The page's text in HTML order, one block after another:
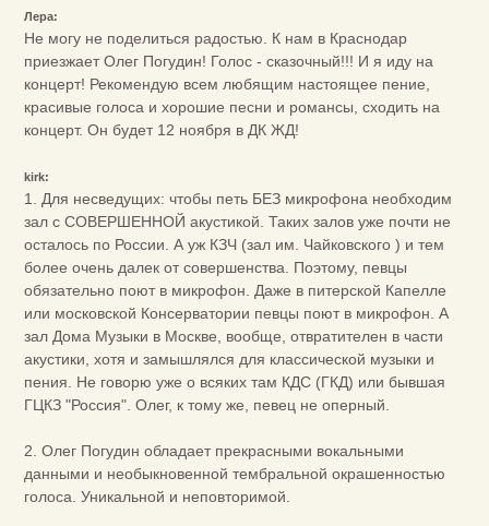
Лера:
Не могу не поделиться радостью. К нам в Краснодар
приезжает Олег Погудин! Голос - сказочный!!! И я иду на
концерт! Рекомендую всем любящим настоящее пение,
красивые голоса и хорошие песни и романсы, сходить на
концерт. Он будет 12 ноября в ДК ЖД!
kirk:
1. Для несведущих: чтобы петь БЕЗ микрофона необходим
зал с СОВЕРШЕННОЙ акустикой. Таких залов уже почти не
осталось по России. А уж КЗЧ (зал им. Чайковского ) и тем
более очень далек от совершенства. Поэтому, певцы
обязательно поют в микрофон. Даже в питерской Капелле
или московской Консерватории певцы поют в микрофон. А
зал Дома Музыки в Москве, вообще, отвратителен в части
акустики, хотя и замышлялся для классической музыки и
пения. Не говорю уже о всяких там КДС (ГКД) или бывшая
ГЦКЗ "Россия". Олег, к тому же, певец не оперный.
2. Олег Погудин обладает прекрасными вокальными
данными и необыкновенной тембральной окрашенностью
голоса. Уникальной и неповторимой.